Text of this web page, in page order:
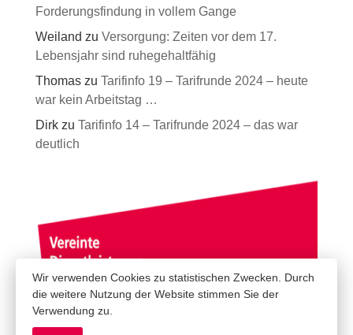
Forderungsfindung in vollem Gange
Weiland zu Versorgung: Zeiten vor dem 17.
Lebensjahr sind ruhegehaltfähig
Thomaszu Tarifinfo 19 – Tarifrunde 2024 – heute
war kein Arbeitstag …
Dirkzu Tarifinfo 14 – Tarifrunde 2024 – das war
deutlich
Wir verwenden Cookies zu statistischen Zwecken. Durch
die weitere Nutzung der Website stimmen Sie der
Verwendung zu.